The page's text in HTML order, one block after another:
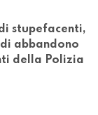
stupefacenti,
abbandono
della Polizia